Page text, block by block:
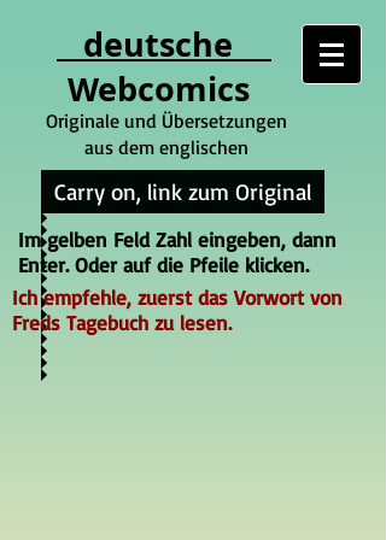
deutsche
Webcomics
Originale und Übersetzungen
aus dem englischen
Carry on, link zum Original
Im gelben Feld Zahl eingeben, dann
Enter. Oder auf die Pfeile klicken.
Ich empfehle, zuerst das Vorwort von
Freds Tagebuch zu lesen.